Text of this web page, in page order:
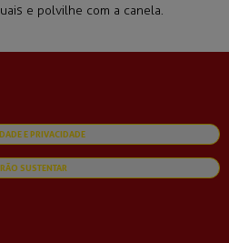
e polvilhe com a canela.
E PRIVACIDADE
SUSTENTAR